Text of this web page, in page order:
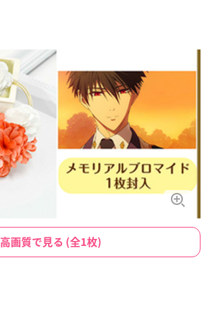
高画質で見る (全1枚)